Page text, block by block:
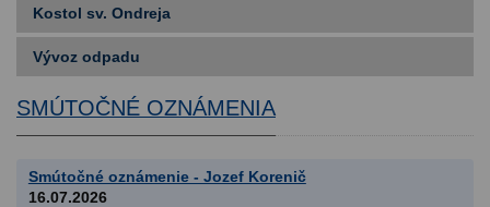
Kostol sv. Ondreja
Vývoz odpadu
SMÚTOČNÉ OZNÁMENIA
Smútočné oznámenie - Jozef Korenič
16.07.2026